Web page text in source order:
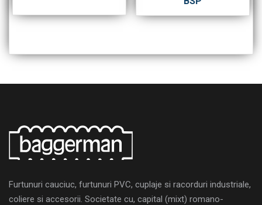
Furtunuri cauciuc, furtunuri PVC, cuplaje si racorduri industriale,
coliere si accesorii. Societate cu, capital (mixt) romano-